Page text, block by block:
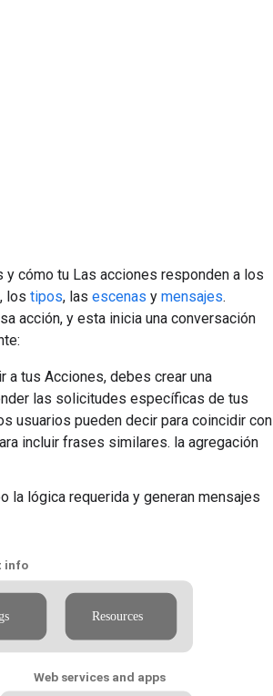
y cómo tu Las acciones responden a los
, los tipos, las escenas y mensajes.
acción, y esta inicia una conversación
a tus Acciones, debes crear una
las solicitudes específicas de tus
usuarios pueden decir para coincidir con
incluir frases similares. la agregación
la lógica requerida y generan mensajes